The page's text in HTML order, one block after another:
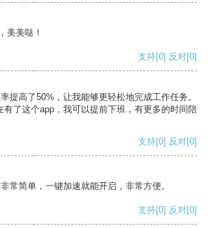
美美哒！
支持[0] 反对[0]
提高了50%，让我能够更轻松地完成工作任务。
有了这个app，我可以提前下班，有更多的时间陪
支持[0] 反对[0]
常简单，一键加速就能开启，非常方便。
支持[0] 反对[0]